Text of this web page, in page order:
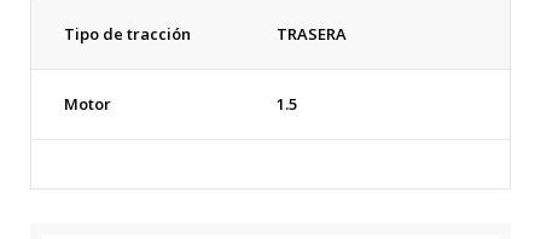
Tipo de tracción TRASERA
Motor 1.5